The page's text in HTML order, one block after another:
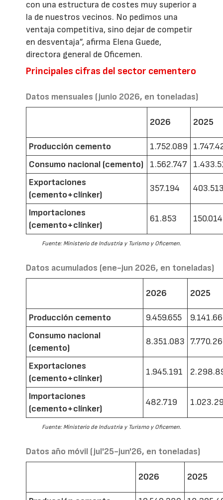
con una estructura de costes muy superior a
la de nuestros vecinos. No pedimos una
ventaja competitiva, sino dejar de competir
en desventaja”, afirma Elena Guede,
directora general de Oficemen.
Principales cifras del sector cementero
Datos mensuales (junio 2026, en toneladas)
2026 2025
Producción cemento 1.752.089
Consumo nacional (cemento)
1.562.747
Exportaciones
(cemento+clínker)
357.194
Importaciones
(cemento+clínker)
61.853 150.014
Fuente: Ministerio de Industria y Turismo y Oficemen.
Datos acumulados (ene-jun 2026, en toneladas)
2026 2025
Producción cemento 9.459.655
Consumo nacional
(cemento)
8.351.083
Exportaciones
(cemento+clínker)
1.945.191
Importaciones
(cemento+clínker)
482.719
Fuente: Ministerio de Industria y Turismo y Oficemen.
Datos año móvil (jul'25-jun'26, en toneladas)
2026 2025